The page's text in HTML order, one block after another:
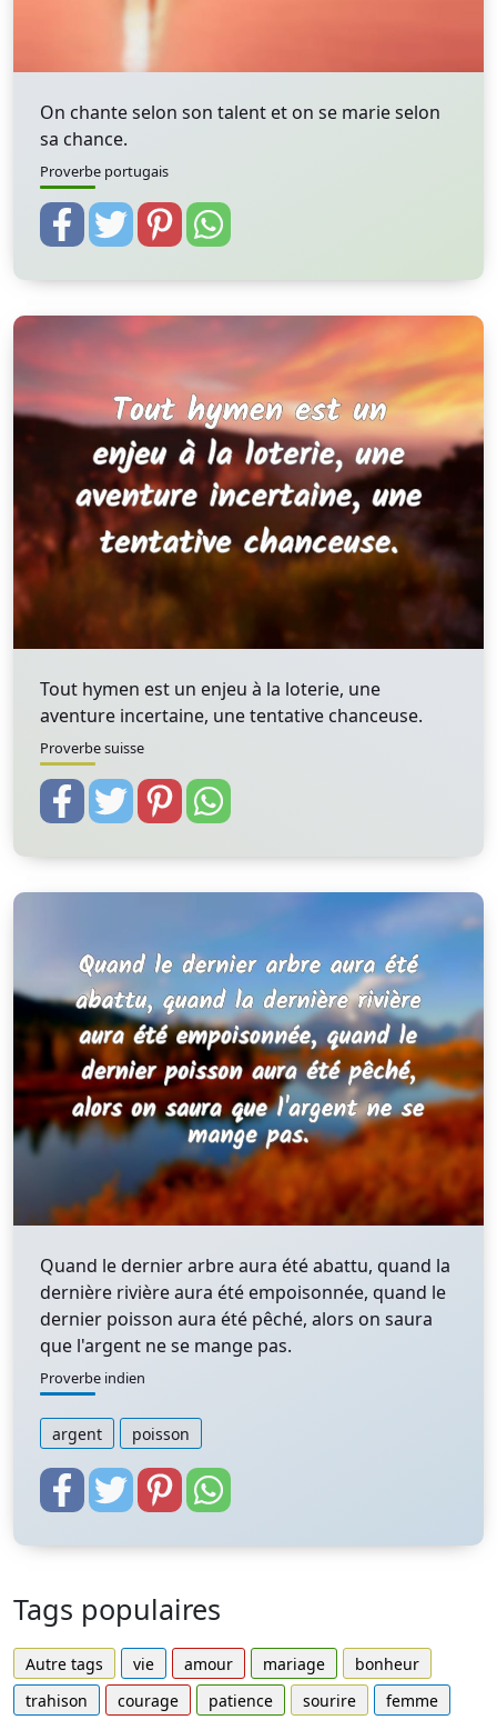
On chante selon son talent et on se marie selon
sa chance.
Proverbe portugais
Tout hymen est un enjeu à la loterie, une
aventure incertaine, une tentative chanceuse.
Proverbe suisse
Quand le dernier arbre aura été abattu, quand la
dernière rivière aura été empoisonnée, quand le
dernier poisson aura été pêché, alors on saura
que l'argent ne se mange pas.
Proverbe indien
argent poisson
Tags populaires
Autre tags vie amour mariage
bonheur
trahison
courage patience sourire
femme